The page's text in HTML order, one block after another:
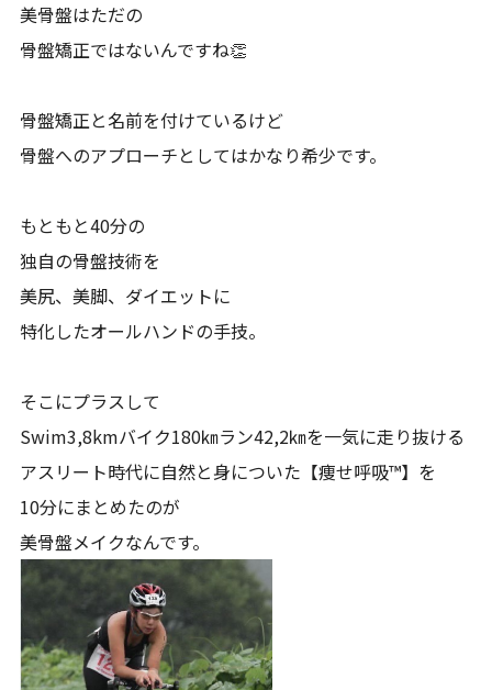
美骨盤はただの
骨盤矯正ではないんですね👏
骨盤矯正と名前を付けているけど
骨盤へのアプローチとしてはかなり希少です。
もともと40分の
独自の骨盤技術を
美尻、美脚、ダイエットに
特化したオールハンドの手技。
そこにプラスして
Swim3,8kmバイク180㎞ラン42,2㎞を一気に走り抜ける
アスリート時代に自然と身についた【痩せ呼吸™】を
10分にまとめたのが
美骨盤メイクなんです。